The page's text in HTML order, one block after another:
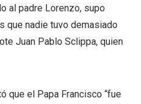
al padre Lorenzo, supo
que nadie tuvo demasiado
Juan Pablo Sclippa, quien
que el Papa Francisco “fue